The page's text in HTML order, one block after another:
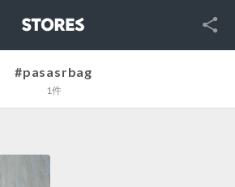
SNS
#pasasrbag
1件